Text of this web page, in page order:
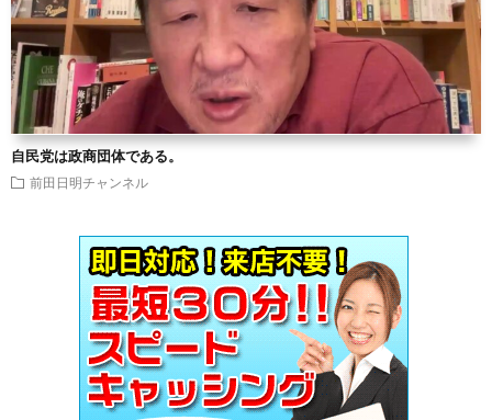
自民党は政商団体である。
前田日明チャンネル